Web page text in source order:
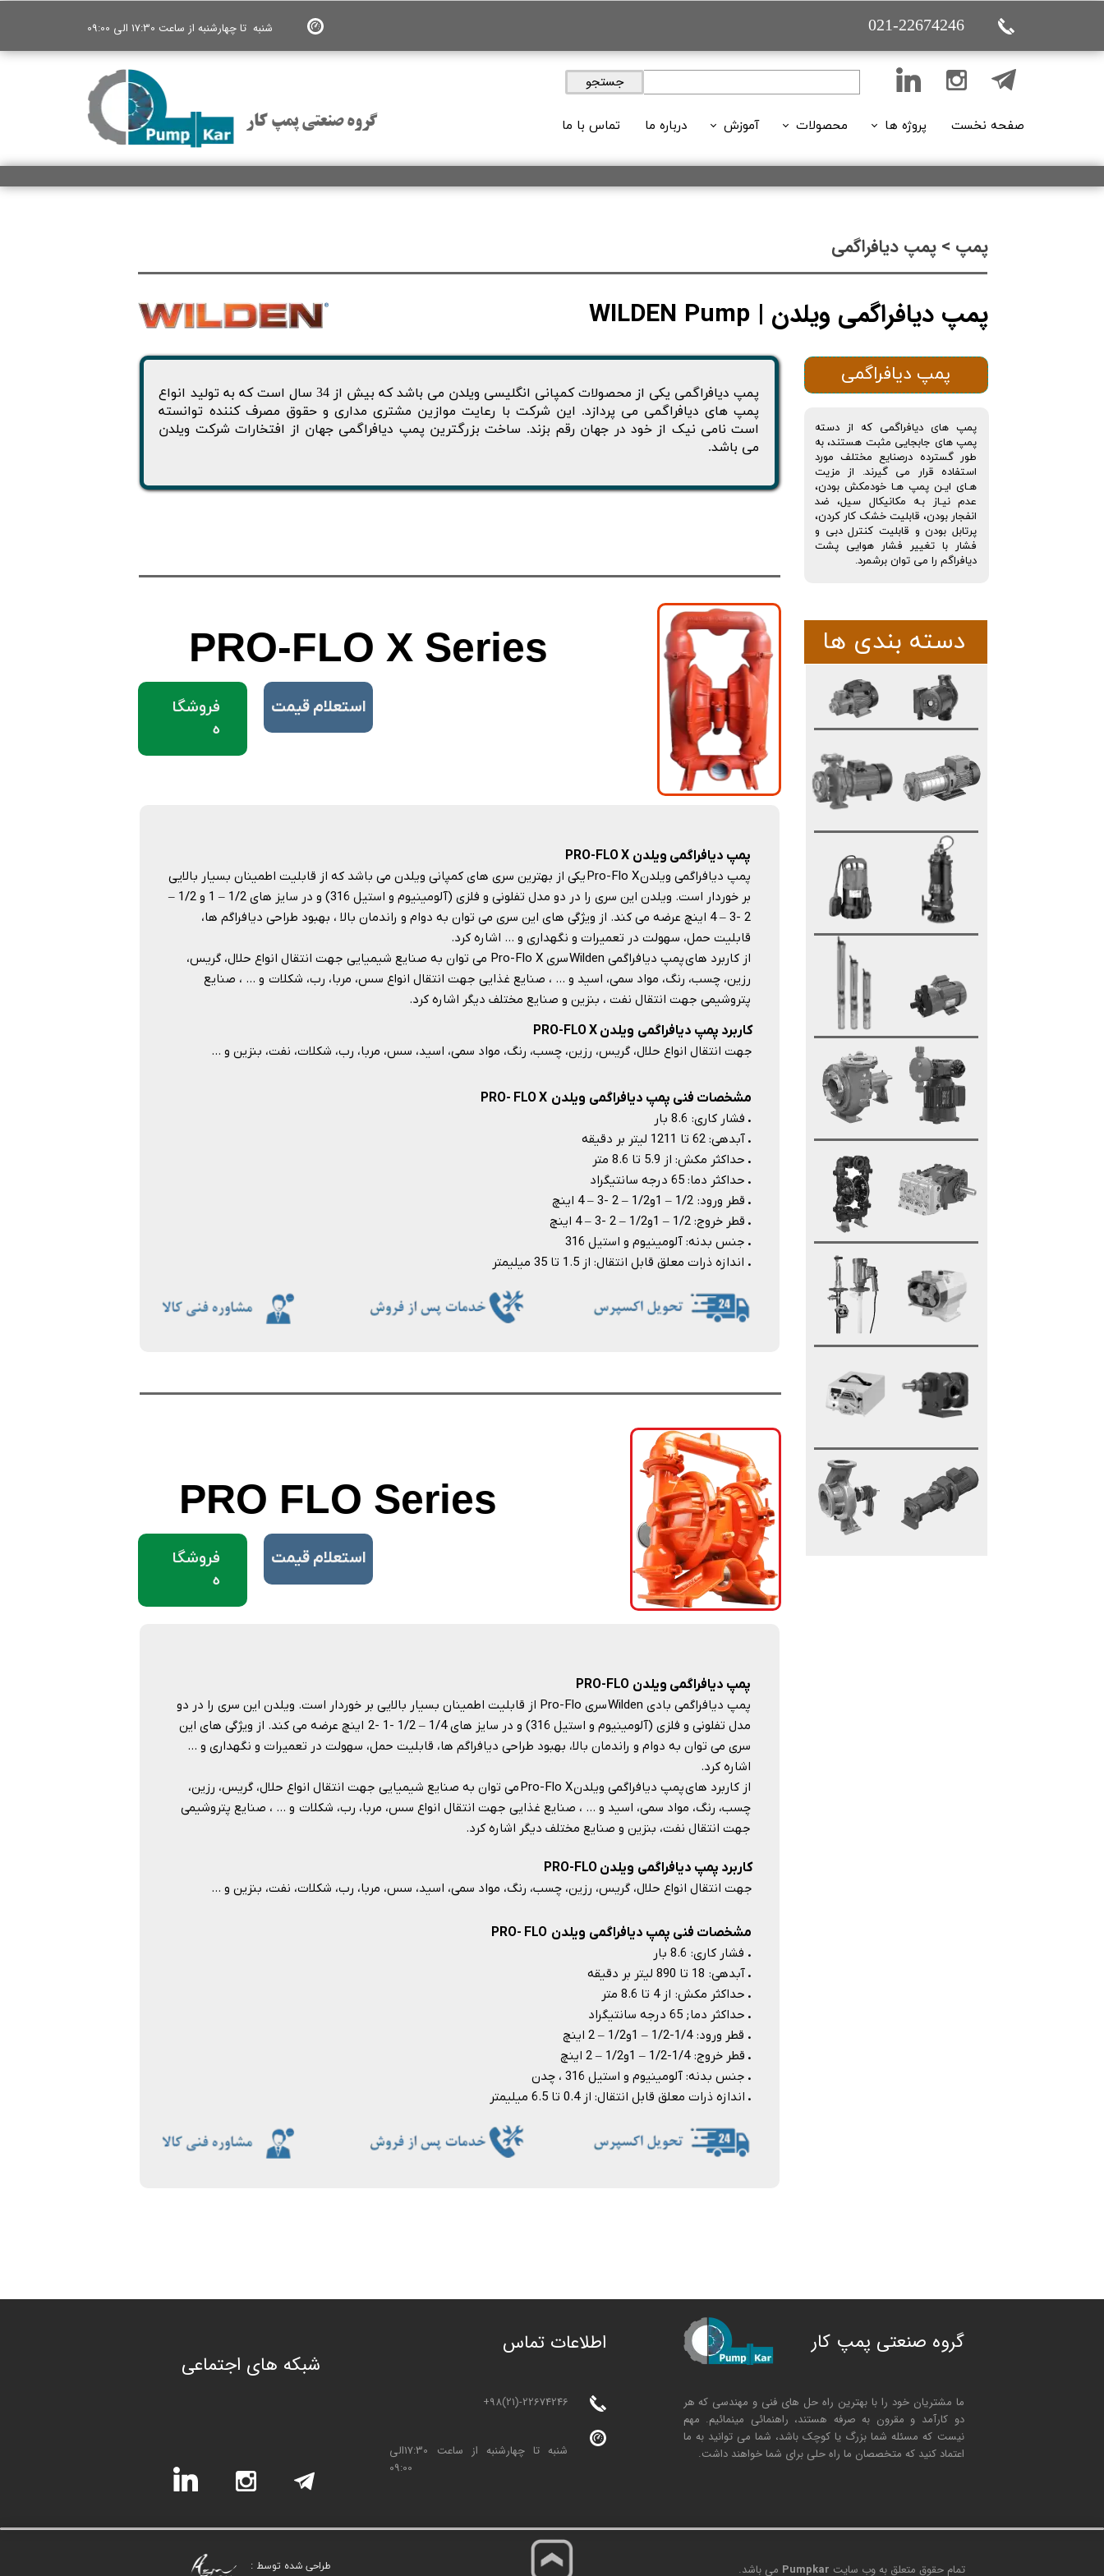
گروه صنعتی پمپ کار
شنبه تا چهارشنبه از ساعت 17:30 الی 09:00 021-22674246
صفحه نخست پروژه ها
تاسیساتی (ساختمانی)
تعمیر و نگهداری
تاسیساتی( بوستر پمپ ها)
قیمت گذاری
محصولات
پمپ
آموزش
ویدئوها
وبلاگ
درباره ما تماس با ما
جستجو
پمپ > پمپ دیافراگمی
پمپ دیافراگمی ویلدن | WILDEN Pump
پمپ دیافراگمی یکی از محصولات کمپانی انگلیسی ویلدن می باشد که بیش از 34 سال است که به تولید انواع
پمپ های دیافراگمی می پردازد. این شرکت با رعایت موازین مشتری مداری و حقوق مصرف کننده توانسته
است نامی نیک از خود در جهان رقم بزند. ساخت بزرگترین پمپ دیافراگمی جهان از افتخارات شرکت ویلدن
می باشد.
PRO-FLO XSeries
پمپ دیافراگمی ویلدن PRO-FLO X
پمپ دیافراگمی ویلدن Pro-Flo X یکی از بهترین سری های کمپانی ویلدن می باشد که از قابلیت اطمینان بسیار بالایی
بر خوردار است. ویلدن این سری را در دو مدل تفلونی و فلزی (آلومینیوم و استیل 316) و در سایز های 1/2 – 1 و 1/2 –
2 -3 – 4 اینچ عرضه می کند. از ویژگی های این سری می توان به دوام و راندمان بالا ، بهبود طراحی دیافراگم ها،
قابلیت حمل، سهولت در تعمیرات و نگهداری و … اشاره کرد.
از کاربرد های پمپ دیافراگمی Wilden سری Pro-Flo X می توان به صنایع شیمیایی جهت انتقال انواع حلال، گریس،
رزین، چسب، رنگ، مواد سمی، اسید و … ، صنایع غذایی جهت انتقال انواع سس، مربا، رب، شکلات و … ، صنایع
پتروشیمی جهت انتقال نفت ، بنزین و صنایع مختلف دیگر اشاره کرد.
کاربرد پمپ دیافراگمی ویلدن PRO-FLO X
جهت انتقال انواع حلال، گریس، رزین، چسب، رنگ، مواد سمی، اسید، سس، مربا، رب، شکلات، نفت، بنزین و …​​​​​​​
مشخصات فنی پمپ دیافراگمی ویلدن PRO- FLO X
. فشار کاری: 8.6 بار
.آبدهی: 62 تا 1211 لیتر بر دقیقه
. حداکثر مکش: از 5.9 تا 8.6 متر
. حداکثر دما: 65 درجه سانتیگراد
. قطر ورود: 1/2 – 1و1/2 – 2 -3 – 4 اینچ
. قطر خروج: 1/2 – 1و1/2 – 2 -3 – 4 اینچ
. جنس بدنه: آلومینیوم و استیل 316
. اندازه ذرات معلق قابل انتقال: از 1.5 تا 35 میلیمتر​​​​​​​
دسته بندی ها
پمپ های دیافراگمی که از دسته
پمپ های جابجایی مثبت هستند، به
طور گسترده درصنایع مختلف مورد
استفاده قرار می گیرند. از مزیت
هـای ایـن پمپ هـا خودمکش بودن،
عدم نیـاز بـه مکانیکال سیل، ضد
انفجار بودن، قابلیت خشک کار کردن،
پرتابل بودن و قابلیت کنترل دبی و
فشار با تغییر فشار هوایی پشت
دیافراگم را می توان برشمرد.
پمپ دیافراگمی
پمپ دیافراگمی ویلدن PRO-FLO
پمپ دیافراگمی بادی Wilden سری Pro-Flo از قابلیت اطمینان بسیار بالایی بر خوردار است. ویلدن این سری را در دو
مدل تفلونی و فلزی (آلومینیوم و استیل 316) و در سایز های 1/4 – 1/2 -1 -2 اینچ عرضه می کند. از ویژگی های این
سری می توان به دوام و راندمان بالا، بهبود طراحی دیافراگم ها، قابلیت حمل، سهولت در تعمیرات و نگهداری و …
اشاره کرد.
از کاربرد های پمپ دیافراگمی ویلدن Pro-Flo X می توان به صنایع شیمیایی جهت انتقال انواع حلال، گریس، رزین،
چسب، رنگ، مواد سمی، اسید و … ، صنایع غذایی جهت انتقال انواع سس، مربا، رب، شکلات و … ، صنایع پتروشیمی
جهت انتقال نفت، بنزین و صنایع مختلف دیگر اشاره کرد.​​​​​​​
کاربرد پمپ دیافراگمی ویلدن PRO-FLO
جهت انتقال انواع حلال، گریس، رزین، چسب، رنگ، مواد سمی، اسید، سس، مربا، رب، شکلات، نفت، بنزین و …​​​​​​​
مشخصات فنی پمپ دیافراگمی ویلدن PRO- FLO
. فشار کاری: 8.6 بار
. آبدهی: 18 تا 890 لیتر بر دقیقه
. حداکثر مکش: از 4 تا 8.6 متر
. حداکثر دما; 65 درجه سانتیگراد
. قطر ورود: 1/4-1/2 – 1و1/2 – 2 اینچ
. قطر خروج: 1/4-1/2 – 1و1/2 – 2 اینچ
. جنس بدنه: آلومینیوم و استیل 316 ، چدن
. اندازه ذرات معلق قابل انتقال: از 0.4 تا 6.5 میلیمتر
PRO FLO Series
فروشگا
ه
​استعلام قیمت
فروشگا
ه
​استعلام قیمت
گروه صنعتی پمپ کار
ما مشتریان خود را با بهترین راه حل های فنی و مهندسی که هر
دو کارآمد و مقرون به صرفه هستند، راهنمائی مینمائیم. مهم
نیست که مسئله شما بزرگ یا کوچک باشد، شما می توانید به ما
اعتماد کنید که متخصصان ما راه حلی برای شما خواهند داشت.
اطلاعات تماس
+98(21)-22674246
شنبه تا چهارشنبه از ساعت 17:30الی
09:00
شبکه های اجتماعی
تمام حقوق متعلق به وب سایت Pumpkar می باشد. طراحی شده توسط :